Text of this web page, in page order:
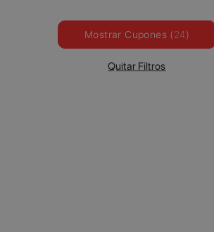
Mostrar Cupones (24)
Quitar Filtros